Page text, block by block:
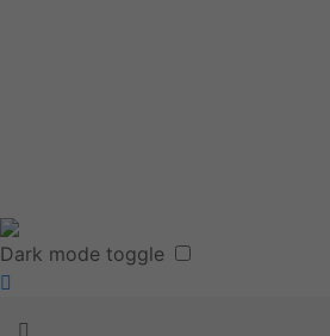
Dark mode toggle